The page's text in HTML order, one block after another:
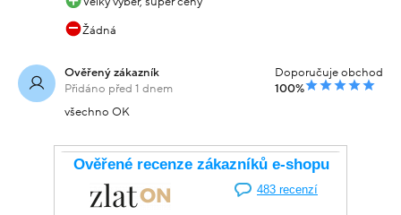
Žádná
Ověřený zákazník
Přidáno před 1 dnem
Doporučuje obchod
100%
všechno OK